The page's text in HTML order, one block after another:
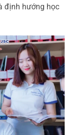
định hướng học